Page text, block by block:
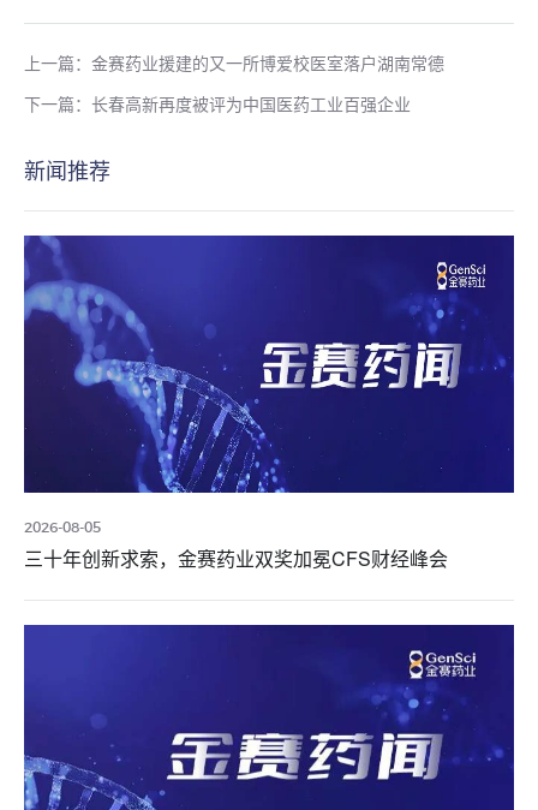
上一篇：金赛药业援建的又一所博爱校医室落户湖南常德
下一篇：长春高新再度被评为中国医药工业百强企业
新闻推荐
2026-08-05
三十年创新求索，金赛药业双奖加冕CFS财经峰会